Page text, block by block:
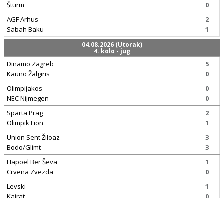
Šturm
0
AGF Arhus
Sabah Baku
2
1
04.08.2026 (Utorak)
4. kolo - jug
Dinamo Zagreb
Kauno Žalgiris
5
0
Olimpijakos
NEC Nijmegen
0
0
Sparta Prag
Olimpik Lion
2
1
Union Sent Žiloaz
Bodo/Glimt
3
3
Hapoel Ber Ševa
Crvena Zvezda
1
0
Levski
Kairat
1
0